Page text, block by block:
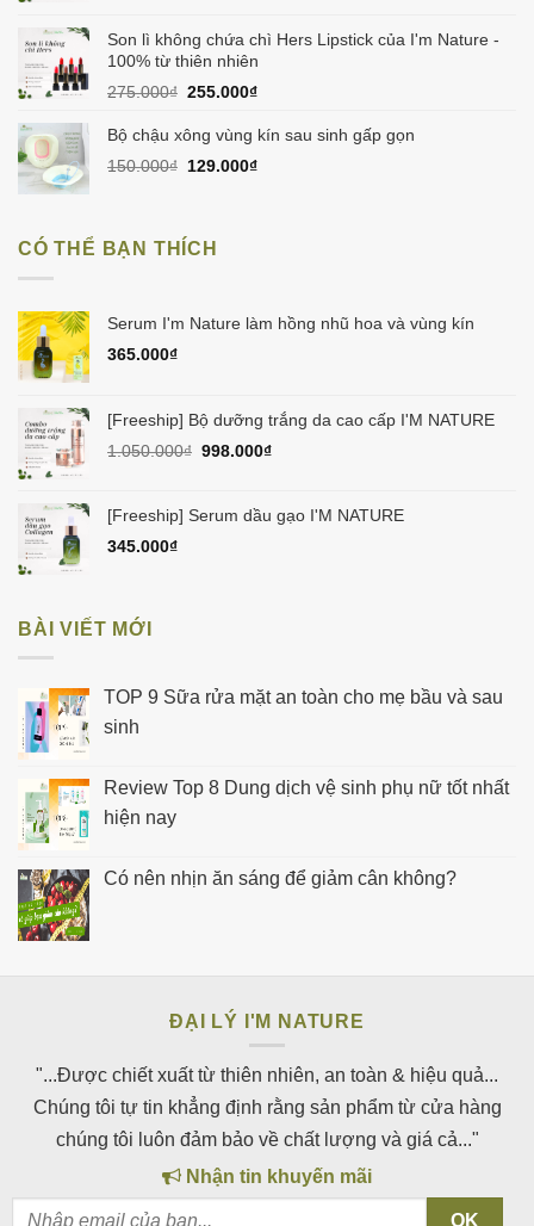
475.000₫.là:
450.000₫.
Son lì không chứa chì Hers Lipstick của I'm Nature -
100% từ thiên nhiên
275.000₫ Giá
là:
255.000₫Giá
tại
255.000₫.
Bộ chậu xông vùng kín sau sinh gấp gọn
150.000₫ Giá
129.000₫Giá
CÓ THỂ BẠN THÍCH
Serum I'm Nature làm hồng nhũ hoa và vùng kín
365.000₫
[Freeship] Bộ dưỡng trắng da cao cấp I'M NATURE
1.050.000₫ Giá
1.050.000₫.
998.000₫Giá
là:
[Freeship] Serum dầu gạo I'M NATURE
345.000₫
BÀI VIẾT MỚI
TOP 9 Sữa rửa mặt an toàn cho mẹ bầu và sau
sinh
Review Top 8 Dung dịch vệ sinh phụ nữ tốt nhất
hiện nay
Có nên nhịn ăn sáng để giảm cân không?
ĐẠI LÝ I'M NATURE
"...Được chiết xuất từ thiên nhiên, an toàn & hiệu quả...
Chúng tôi tự tin khẳng định rằng sản phẩm từ cửa hàng
chúng tôi luôn đảm bảo về chất lượng và giá cả..."
Nhận tin khuyến mãi